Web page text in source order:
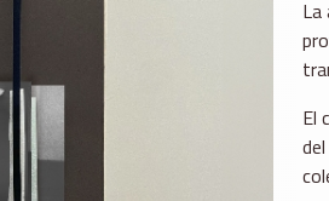
El